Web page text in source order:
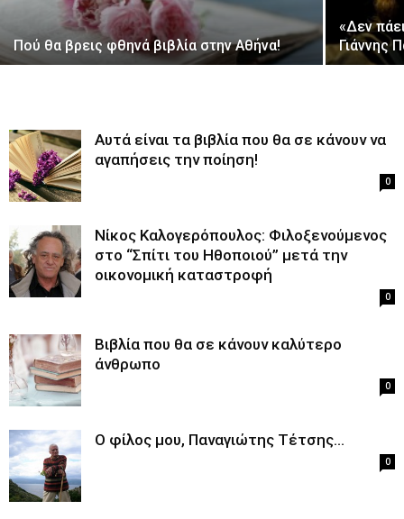
Πού θα βρεις φθηνά βιβλία στην Αθήνα!
«Δεν
Γιάννης
Αυτά είναι τα βιβλία που θα σε κάνουν να
αγαπήσεις την ποίηση!
0
Νίκος Καλογερόπουλος: Φιλοξενούμενος
στο “Σπίτι του Ηθοποιού” μετά την
οικονομική καταστροφή
0
Βιβλία που θα σε κάνουν καλύτερο
άνθρωπο
0
Ο φίλος μου, Παναγιώτης Τέτσης…
0